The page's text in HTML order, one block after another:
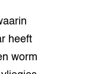
heeft
worm